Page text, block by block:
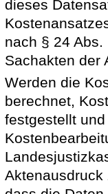
dieses
nach § 24
Sachakten der
Werden die
berechnet,
festgestellt